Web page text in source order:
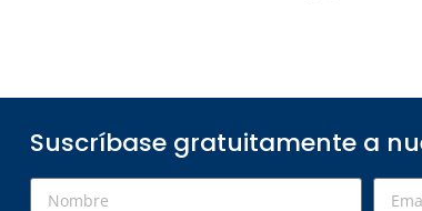
Suscríbase gratuitamente a